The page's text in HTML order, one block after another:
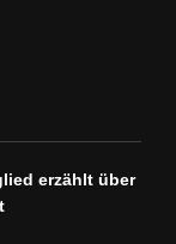
erzählt über